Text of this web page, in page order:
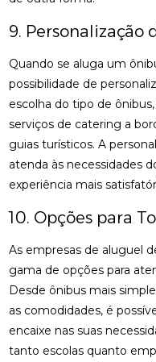
9. Personalização
Quando se aluga um
possibilidade de
escolha do tipo de
serviços de catering a
guias turísticos. A
atenda às necessidades
experiência mais
10. Opções para
As empresas de aluguel
gama de opções para
Desde ônibus mais
as comodidades, é
encaixe nas suas
tanto escolas quanto